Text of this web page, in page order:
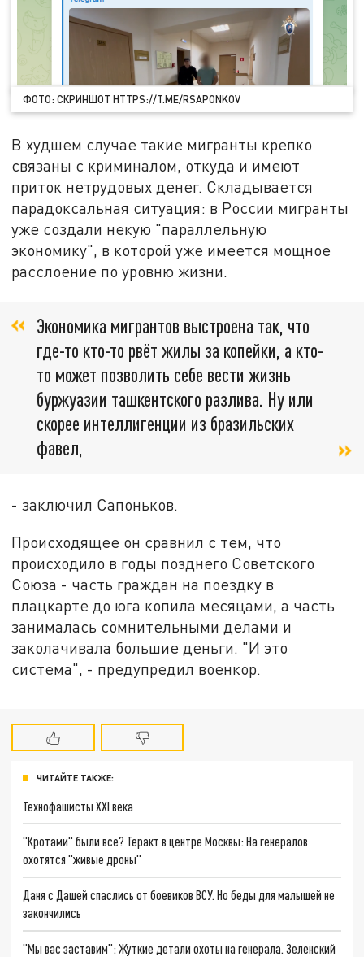
ФОТО: СКРИНШОТ HTTPS://T.ME/RSAPONKOV
В худшем случае такие мигранты крепко
связаны с криминалом, откуда и имеют
приток нетрудовых денег. Складывается
парадоксальная ситуация: в России мигранты
уже создали некую "параллельную
экономику", в которой уже имеется мощное
расслоение по уровню жизни.
Экономика мигрантов выстроена так, что
где-то кто-то рвёт жилы за копейки, а кто-
то может позволить себе вести жизнь
буржуазии ташкентского разлива. Ну или
скорее интеллигенции из бразильских
фавел,
- заключил Сапоньков.
Происходящее он сравнил с тем, что
происходило в годы позднего Советского
Союза - часть граждан на поездку в
плацкарте до юга копила месяцами, а часть
занималась сомнительными делами и
заколачивала большие деньги. "И это
система", - предупредил военкор.
ЧИТАЙТЕ ТАКЖЕ:
Технофашисты XXI века
"Кротами" были все? Теракт в центре Москвы: На генералов
охотятся "живые дроны"
Даня с Дашей спаслись от боевиков ВСУ. Но беды для малышей не
закончились
"Мы вас заставим": Жуткие детали охоты на генерала. Зеленский